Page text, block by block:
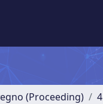
(Proceeding)